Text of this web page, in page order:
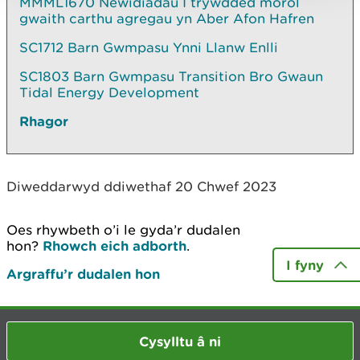
gwaith carthu agregau yn Aber Afon Hafren
SC1712 Barn Gwmpasu Ynni Llanw Enlli
SC1803 Barn Gwmpasu Transition Bro Gwaun
Tidal Energy Development
Rhagor
Diweddarwyd ddiwethaf 20 Chwef 2023
Oes rhywbeth o’i le gyda’r dudalen
hon? Rhowch eich adborth.
Argraffu’r dudalen hon
I fyny
Cysylltu â ni